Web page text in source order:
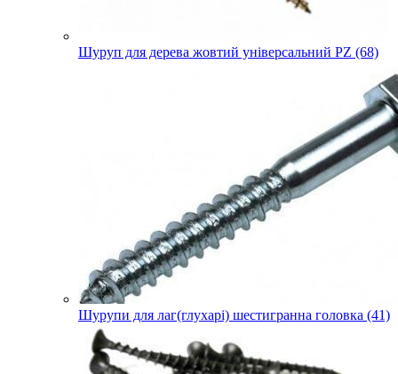
Шуруп для дерева жовтий універсальний PZ (68)
Шурупи для лаг(глухарі) шестигранна головка (41)